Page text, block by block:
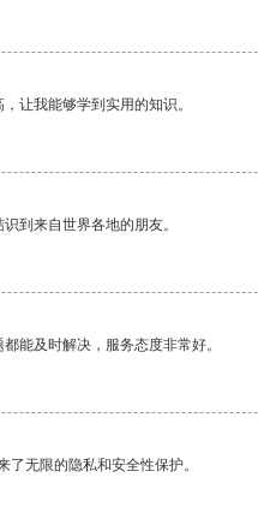
让我能够学到实用的知识。
到来自世界各地的朋友。
能及时解决，服务态度非常好。
无限的隐私和安全性保护。